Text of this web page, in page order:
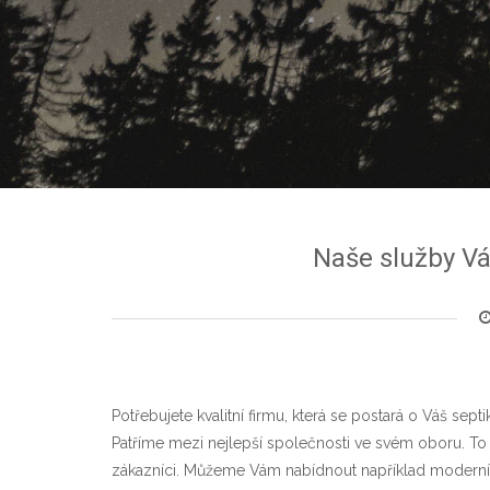
Naše služby
Potřebujete kvalitní firmu, která se postará o Váš
Patříme mezi nejlepší společnosti ve svém oboru.
zákazníci. Můžeme Vám nabídnout například